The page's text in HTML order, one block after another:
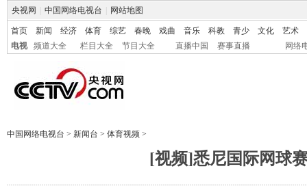
央视网 中国网络电视台 网站地图
首页 新闻 经济 体育 综艺 春晚 戏曲 音乐 科教 青少 文化
艺术
电视
频道大全 栏目大全 节目大全 直播中国 赛事直播 网络
中国网络电视台 > 新闻台 > 体育视频 >
[视频]悉尼国际网球